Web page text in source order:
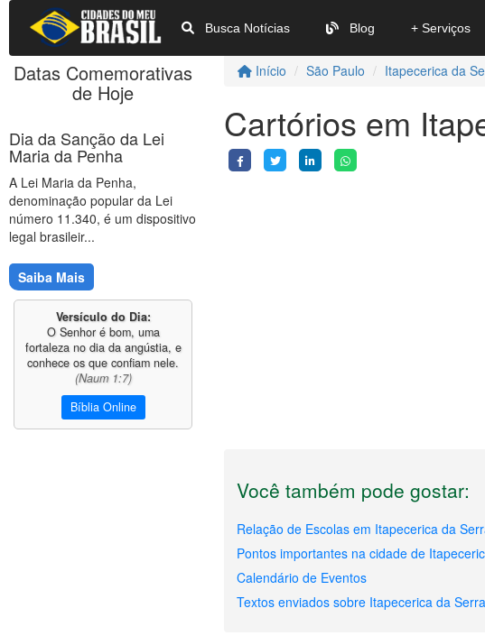
Busca Notícias Blog + Serviços
Início São Paulo Itapecerica da
Cartórios em
Você também pode gostar:
Relação de Escolas em Itapecerica da
Pontos importantes na cidade de
Calendário de Eventos
Textos enviados sobre Itapecerica da Serra
Datas Comemorativas
de Hoje
Dia da Sanção da Lei
Maria da Penha
A Lei Maria da Penha,
denominação popular da Lei
número 11.340, é um dispositivo
legal brasileir...
Saiba Mais
Versículo do Dia:
O Senhor é bom, uma
fortaleza no dia da angústia, e
conhece os que confiam nele.
(Naum 1:7)
Bíblia Online